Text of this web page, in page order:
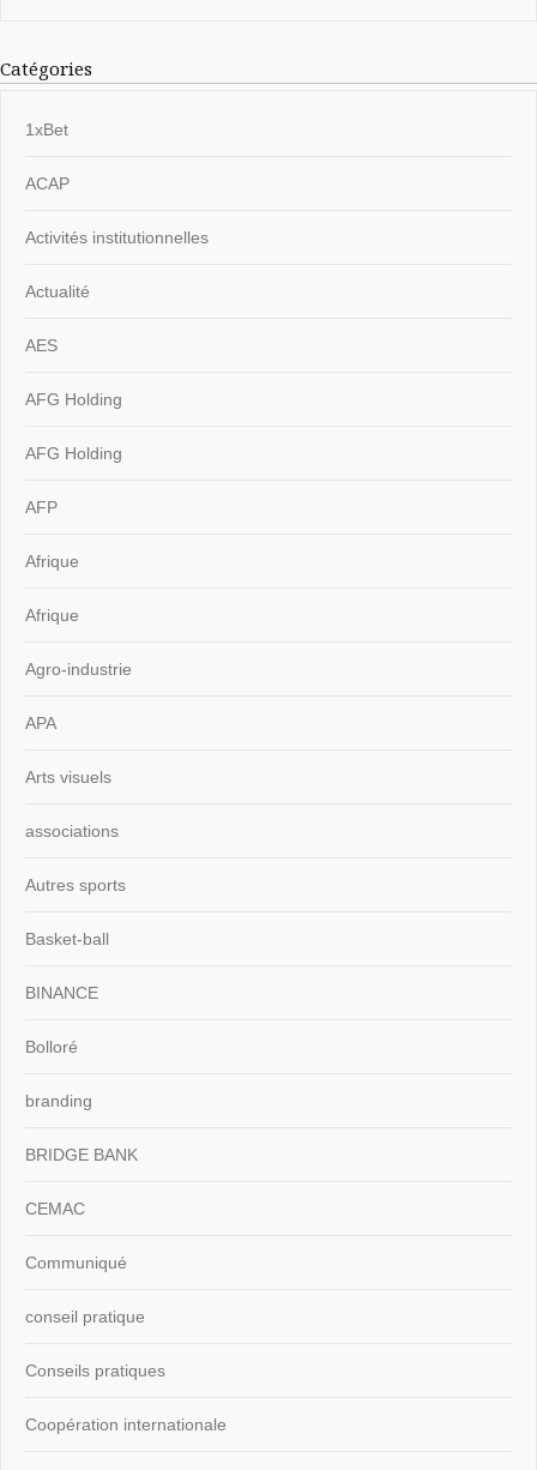
Catégories
1xBet
ACAP
Activités institutionnelles
Actualité
AES
AFG Holding
AFG Holding
AFP
Afrique
Afrique
Agro-industrie
APA
Arts visuels
associations
Autres sports
Basket-ball
BINANCE
Bolloré
branding
BRIDGE BANK
CEMAC
Communiqué
conseil pratique
Conseils pratiques
Coopération internationale